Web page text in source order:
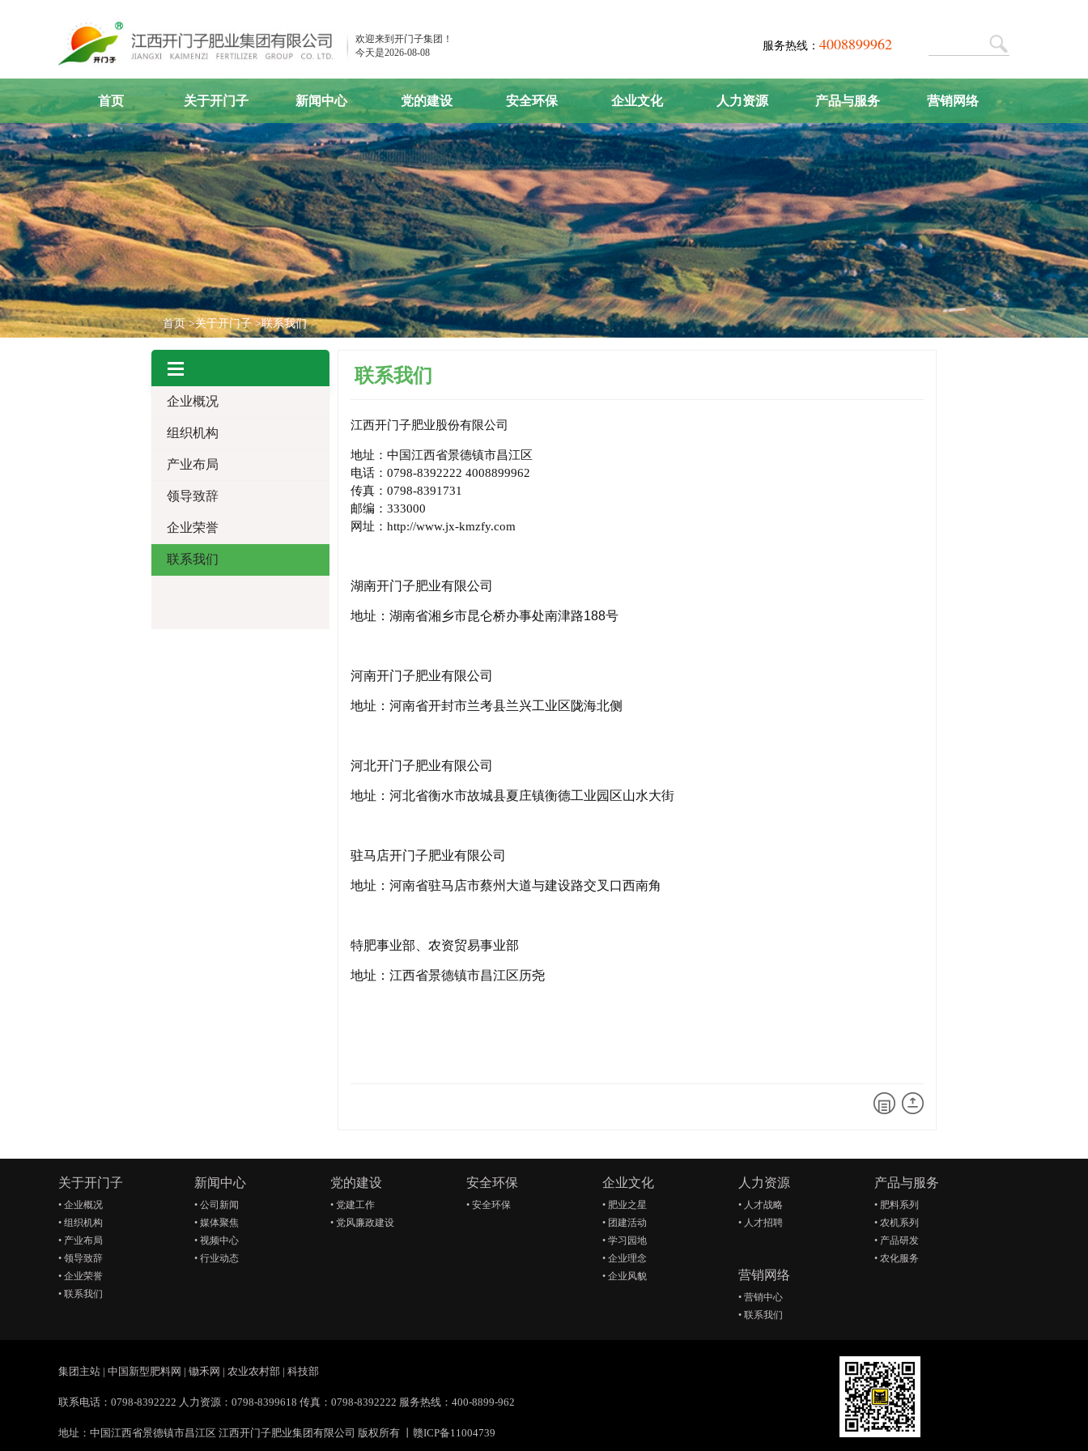
欢迎来到开门子集团！
今天是2026-08-08
服务热线： 4008899962
首页 关于开门子
企业概况
组织机构
产业布局
领导致辞
企业荣誉
联系我们
新闻中心
公司新闻
媒体聚焦
视频中心
行业动态
党的建设
党建工作
党风廉政建设
安全环保
安全环保
企业文化
肥业之星
团建活动
学习园地
企业理念
企业风貌
人力资源
人才战略
人才招聘
产品与服务
肥料系列
农机系列
产品研发
农化服务
营销网络
营销中心
联系我们
首页 >关于开门子 >联系我们
企业概况
组织机构
产业布局
领导致辞
企业荣誉
联系我们
联系我们
江西开门子肥业股份有限公司
地址：中国江西省景德镇市昌江区
电话：0798-8392222 4008899962
传真：0798-8391731
邮编：333000
网址：http://www.jx-kmzfy.com
湖南开门子肥业有限公司
地址：湖南省湘乡市昆仑桥办事处南津路188号
河南开门子肥业有限公司
地址：河南省开封市兰考县兰兴工业区陇海北侧
河北开门子肥业有限公司
地址：河北省衡水市故城县夏庄镇衡德工业园区山水大街
驻马店开门子肥业有限公司
地址：河南省驻马店市蔡州大道与建设路交叉口西南角
特肥事业部、农资贸易事业部
地址：江西省景德镇市昌江区历尧
关于开门子
• 企业概况
• 组织机构
• 产业布局
• 领导致辞
• 企业荣誉
• 联系我们
新闻中心
• 公司新闻
• 媒体聚焦
• 视频中心
• 行业动态
党的建设
• 党建工作
• 党风廉政建设
安全环保
• 安全环保
企业文化
• 肥业之星
• 团建活动
• 学习园地
• 企业理念
• 企业风貌
人力资源
• 人才战略
• 人才招聘
产品与服务
• 肥料系列
• 农机系列
• 产品研发
• 农化服务
营销网络
• 营销中心
• 联系我们
集团主站 | 中国新型肥料网 | 锄禾网 | 农业农村部 | 科技部
联系电话：0798-8392222 人力资源：0798-8399618 传真：0798-8392222 服务热线：400-8899-962
地址：中国江西省景德镇市昌江区 江西开门子肥业集团有限公司 版权所有 丨 赣ICP备11004739